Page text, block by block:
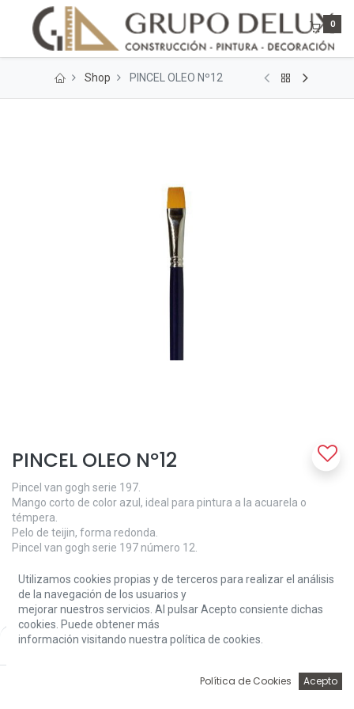
Price:
Add to Cart
0
Shop PINCEL OLEO Nº12
PINCEL OLEO Nº12
Pincel van gogh serie 197.
Mango corto de color azul, ideal para pintura a la acuarela o
témpera.
Pelo de teijin, forma redonda.
Pincel van gogh serie 197 número 12.
5,90€
Utilizamos cookies propias y de terceros para realizar el análisis
de la navegación de los usuarios y
mejorar nuestros servicios. Al pulsar Acepto consiente dichas
cookies. Puede obtener más
información visitando nuestra política de cookies.
Política de Cookies Acepto